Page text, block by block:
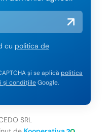
cu politica de
și se aplică politica
și condițiileGoogle.
SRL